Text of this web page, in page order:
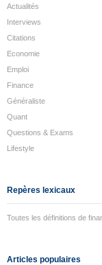
Actualités
Interviews
Citations
Economie
Emploi
Finance
Généraliste
Quant
Questions & Exams
Lifestyle
Repères lexicaux
Toutes les définitions de
Articles populaires